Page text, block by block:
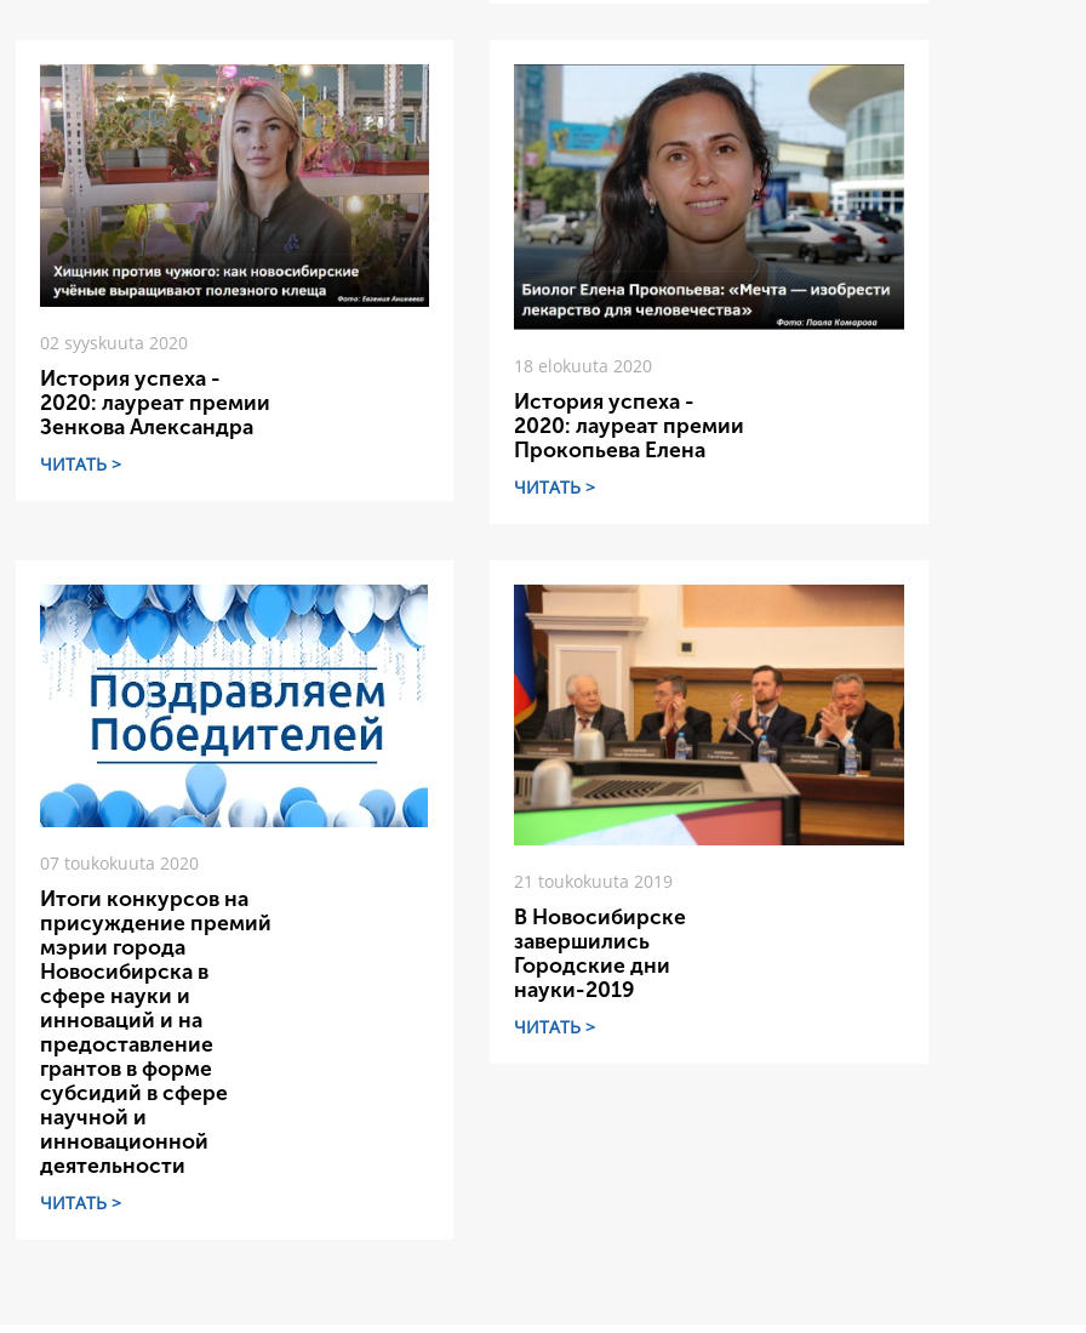
02 syyskuuta 2020
История успеха -
2020: лауреат премии
Зенкова Александра
ЧИТАТЬ >
18 elokuuta 2020
История успеха -
2020: лауреат премии
Прокопьева Елена
ЧИТАТЬ >
07 toukokuuta 2020
Итоги конкурсов на
присуждение премий
мэрии города
Новосибирска в
сфере науки и
инноваций и на
предоставление
грантов в форме
субсидий в сфере
научной и
инновационной
деятельности
ЧИТАТЬ >
21 toukokuuta 2019
В Новосибирске
завершились
Городские дни
науки-2019
ЧИТАТЬ >